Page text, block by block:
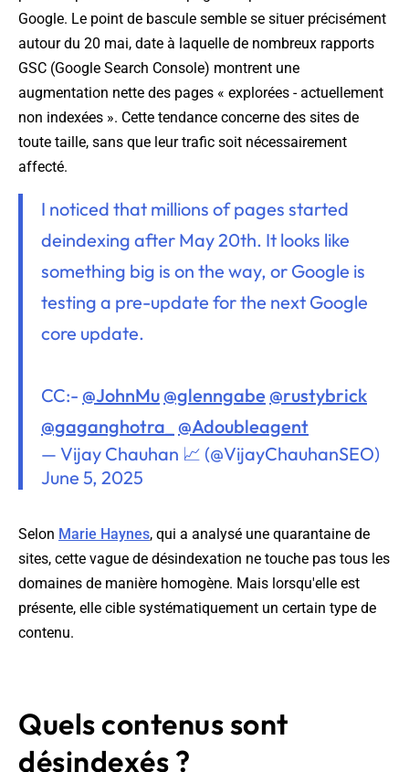
Google. Le point de bascule semble se situer précisément
autour du 20 mai, date à laquelle de nombreux rapports
GSC (Google Search Console) montrent une
augmentation nette des pages « explorées - actuellement
non indexées ». Cette tendance concerne des sites de
toute taille, sans que leur trafic soit nécessairement
affecté.
I noticed that millions of pages started
deindexing after May 20th. It looks like
something big is on the way, or Google is
testing a pre-update for the next Google
core update.
CC:- @JohnMu@glenngabe @rustybrick
@gaganghotra_ @Adoubleagent
— Vijay Chauhan 📈 (@VijayChauhanSEO)
June 5, 2025
Selon Marie Haynes, qui a analysé une quarantaine de
sites, cette vague de désindexation ne touche pas tous les
domaines de manière homogène. Mais lorsqu'elle est
présente, elle cible systématiquement un certain type de
contenu.
Quels contenus sont
désindexés ?